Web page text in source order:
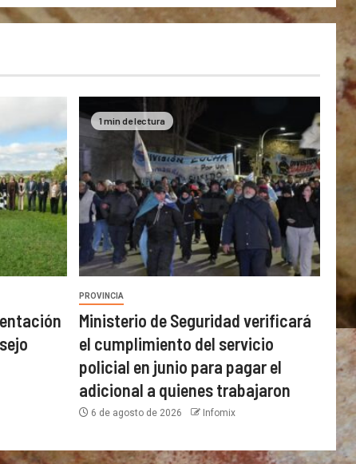
1 min de lectura
PROVINCIA
Ministerio de Seguridad verificará
el cumplimiento del servicio
policial en junio para pagar el
adicional a quienes trabajaron
6 de agosto de 2026 Infomix